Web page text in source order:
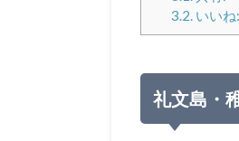
3.2.いいね:
礼文島・